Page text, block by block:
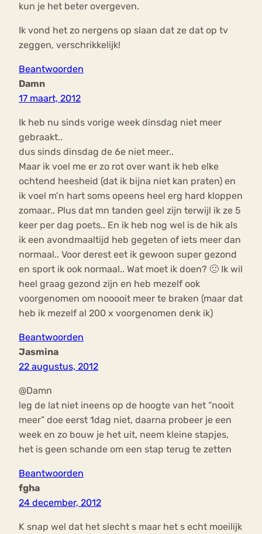
kun je het beter overgeven.
Ik vond het zo nergens op slaan dat ze dat op tv
zeggen, verschrikkelijk!
Beantwoorden
Damn
17 maart, 2012
Ik heb nu sinds vorige week dinsdag niet meer
gebraakt..
dus sinds dinsdag de 6e niet meer..
Maar ik voel me er zo rot over want ik heb elke
ochtend heesheid (dat ik bijna niet kan praten) en
ik voel m’n hart soms opeens heel erg hard kloppen
zomaar.. Plus dat mn tanden geel zijn terwijl ik ze 5
keer per dag poets.. En ik heb nog wel is de hik als
ik een avondmaaltijd heb gegeten of iets meer dan
normaal.. Voor derest eet ik gewoon super gezond
en sport ik ook normaal.. Wat moet ik doen? 🙁 Ik wil
heel graag gezond zijn en heb mezelf ook
voorgenomen om nooooit meer te braken (maar dat
heb ik mezelf al 200 x voorgenomen denk ik)
Beantwoorden
Jasmina
22 augustus, 2012
@Damn
leg de lat niet ineens op de hoogte van het “nooit
meer” doe eerst 1dag niet, daarna probeer je een
week en zo bouw je het uit, neem kleine stapjes,
het is geen schande om een stap terug te zetten
Beantwoorden
fgha
24 december, 2012
K snap wel dat het slecht s maar het s echt moeilijk